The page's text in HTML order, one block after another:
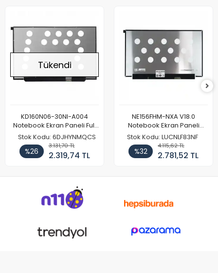
Tükendi
KD160N06-30NI-A004
Notebook Ekran Paneli Full
HD
Stok Kodu: 6DJHYNMQCS
%26
3.131,70 TL
2.319,74 TL
NE156FHM-NXA V18.0
Notebook Ekran Paneli
144Hz
Stok Kodu: LUCNLF83NF
%32
4.115,62 TL
2.781,52 TL